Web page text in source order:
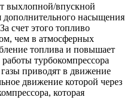
выхлопной/впускной
дополнительного насыщения
счет этого топливо
чем в атмосферных
топлива и повышает
турбокомпрессора
приводят в движение
движение которой через
которая